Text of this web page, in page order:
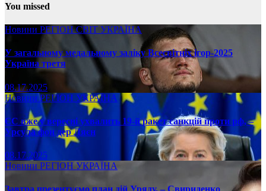
You missed
Новини РЕГІОНСВІТ УКРАЇНА
У загальному медальному заліку Всесвітніх ігор-2025
Україна третя
08.17.2025
НовиниРЕГІОН УКРАЇНА
ЄС вже у вересні ухвалить 19-й ракет санкцій проти рф, –
Урсула фон дер Ляєн
08.17.2025
Новини РЕГІОН УКРАЇНА